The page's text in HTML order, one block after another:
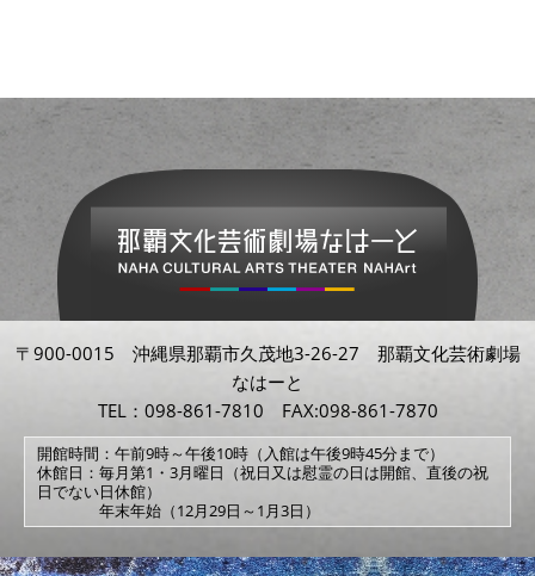
〒900-0015 沖縄県那覇市久茂地3-26-27 那覇文化芸術劇場
なはーと
TEL：098-861-7810 FAX:098-861-7870
開館時間：午前9時～午後10時（入館は午後9時45分まで）
休館日：毎月第1・3月曜日（祝日又は慰霊の日は開館、直後の祝
日でない日休館）
年末年始（12月29日～1月3日）